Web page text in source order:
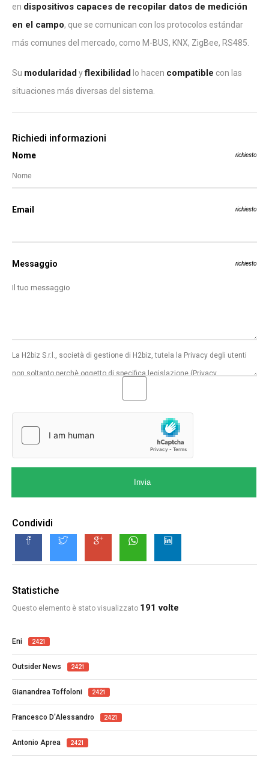
en dispositivos capaces de recopilar datos de medición
en el campo, que se comunican con los protocolos estándar
más comunes del mercado, como M-BUS, KNX, ZigBee, RS485.
Su modularidadyflexibilidad lo hacen compatible con las
situaciones más diversas del sistema.
Richiedi informazioni
Nome richiesto
Email richiesto
Messaggio richiesto
Invia
Condividi
Statistiche
Questo elemento è stato visualizzato 191 volte
Eni 2421
Outsider News 2421
Gianandrea Toffoloni 2421
Francesco D'Alessandro 2421
Antonio Aprea 2421